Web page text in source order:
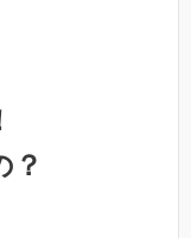
？